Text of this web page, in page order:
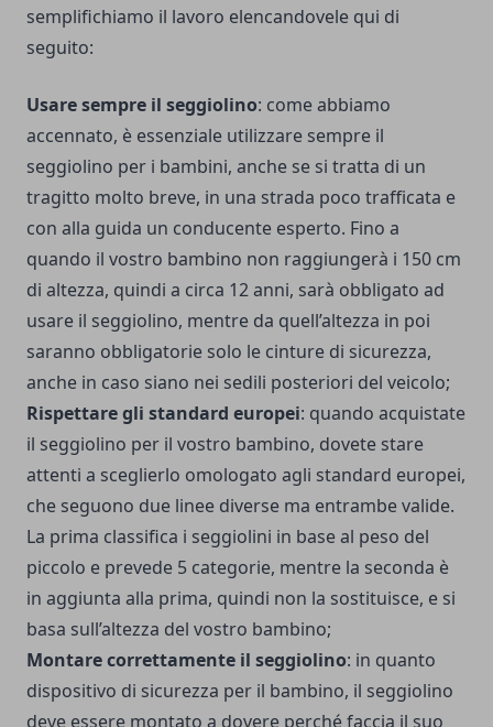
semplifichiamo il lavoro elencandovele qui di
seguito:
Usare sempre il seggiolino: come abbiamo
accennato, è essenziale utilizzare sempre il
seggiolino per i bambini, anche se si tratta di un
tragitto molto breve, in una strada poco trafficata e
con alla guida un conducente esperto. Fino a
quando il vostro bambino non raggiungerà i 150 cm
di altezza, quindi a circa 12 anni, sarà obbligato ad
usare il seggiolino, mentre da quell’altezza in poi
saranno obbligatorie solo le cinture di sicurezza,
anche in caso siano nei sedili posteriori del veicolo;
Rispettare gli standard europei: quando acquistate
il seggiolino per il vostro bambino, dovete stare
attenti a sceglierlo omologato agli standard europei,
che seguono due linee diverse ma entrambe valide.
La prima classifica i seggiolini in base al peso del
piccolo e prevede 5 categorie, mentre la seconda è
in aggiunta alla prima, quindi non la sostituisce, e si
basa sull’altezza del vostro bambino;
Montare correttamente il seggiolino: in quanto
dispositivo di sicurezza per il bambino, il seggiolino
deve essere montato a dovere perché faccia il suo